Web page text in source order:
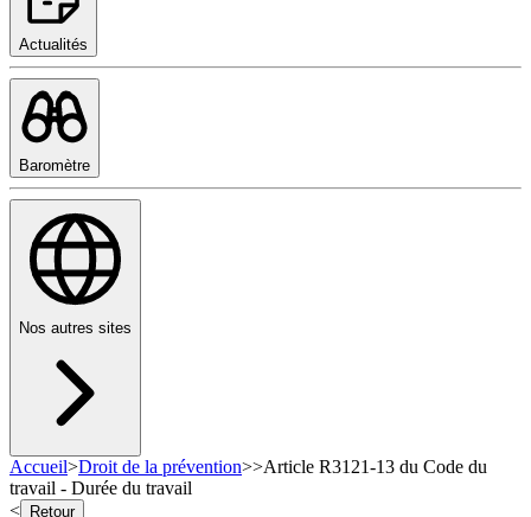
Actualités
Baromètre
Nos autres sites
Accueil>Droit de la prévention>>Article R3121-13 du Code du
travail - Durée du travail
<
Retour